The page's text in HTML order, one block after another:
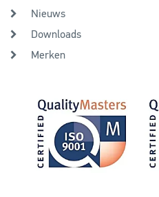
Nieuws
Downloads
Merken